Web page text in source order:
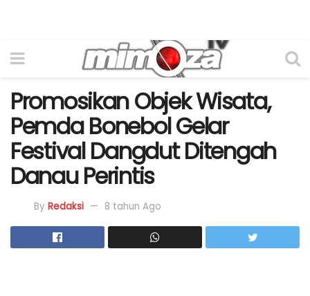
Promosikan Objek Wisata,
Pemda Bonebol Gelar
Festival Dangdut Ditengah
Danau Perintis
By Redaksi 8 tahun Ago